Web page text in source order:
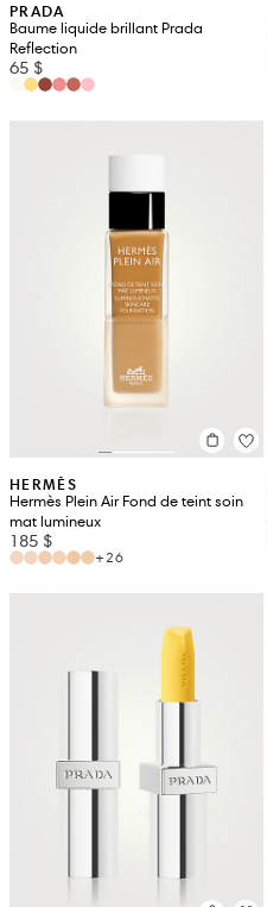
PRADA
Baume liquide brillant Prada
Reflection
65 $
HERMÈS
Hermès Plein Air Fond de teint soin
mat lumineux
185 $
+26